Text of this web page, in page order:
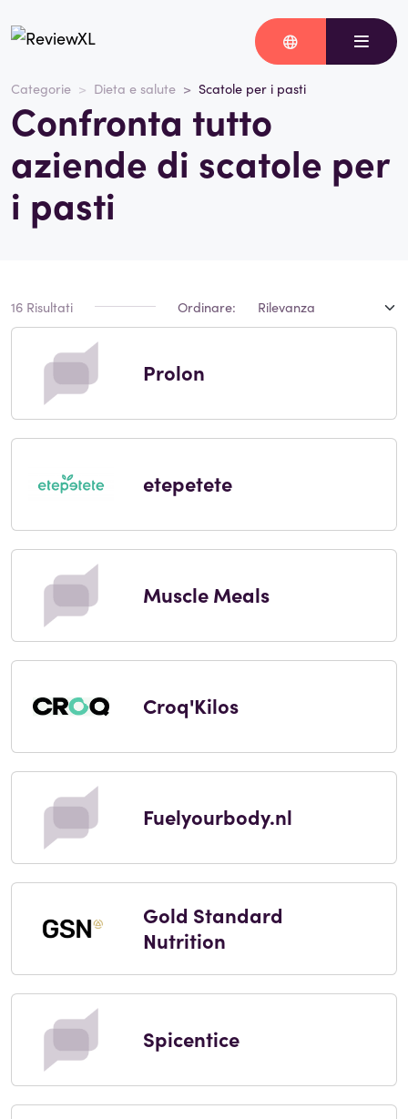
Categorie Dieta e salute Scatole per i pasti
Confronta tutto
aziende di scatole per
i pasti
16 Risultati Ordinare:
Prolon
etepetete
Muscle Meals
Croq'Kilos
Fuelyourbody.nl
Gold Standard
Nutrition
Spicentice